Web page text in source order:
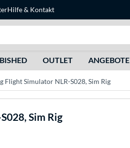
Hilfe& Kontakt
OUTLET ANGEBOTE
Flight Simulator NLR-S028, Sim Rig
Sim Rig